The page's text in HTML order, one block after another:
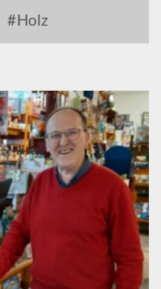
Holz